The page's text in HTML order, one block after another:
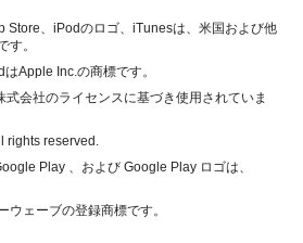
Store、iPodのロゴ、iTunesは、米国および他
す。
Apple Inc.の商標です。
式会社のライセンスに基づき使用されていま
rights reserved.
Play 、および Google Play ロゴは、
ウェーブの登録商標です。